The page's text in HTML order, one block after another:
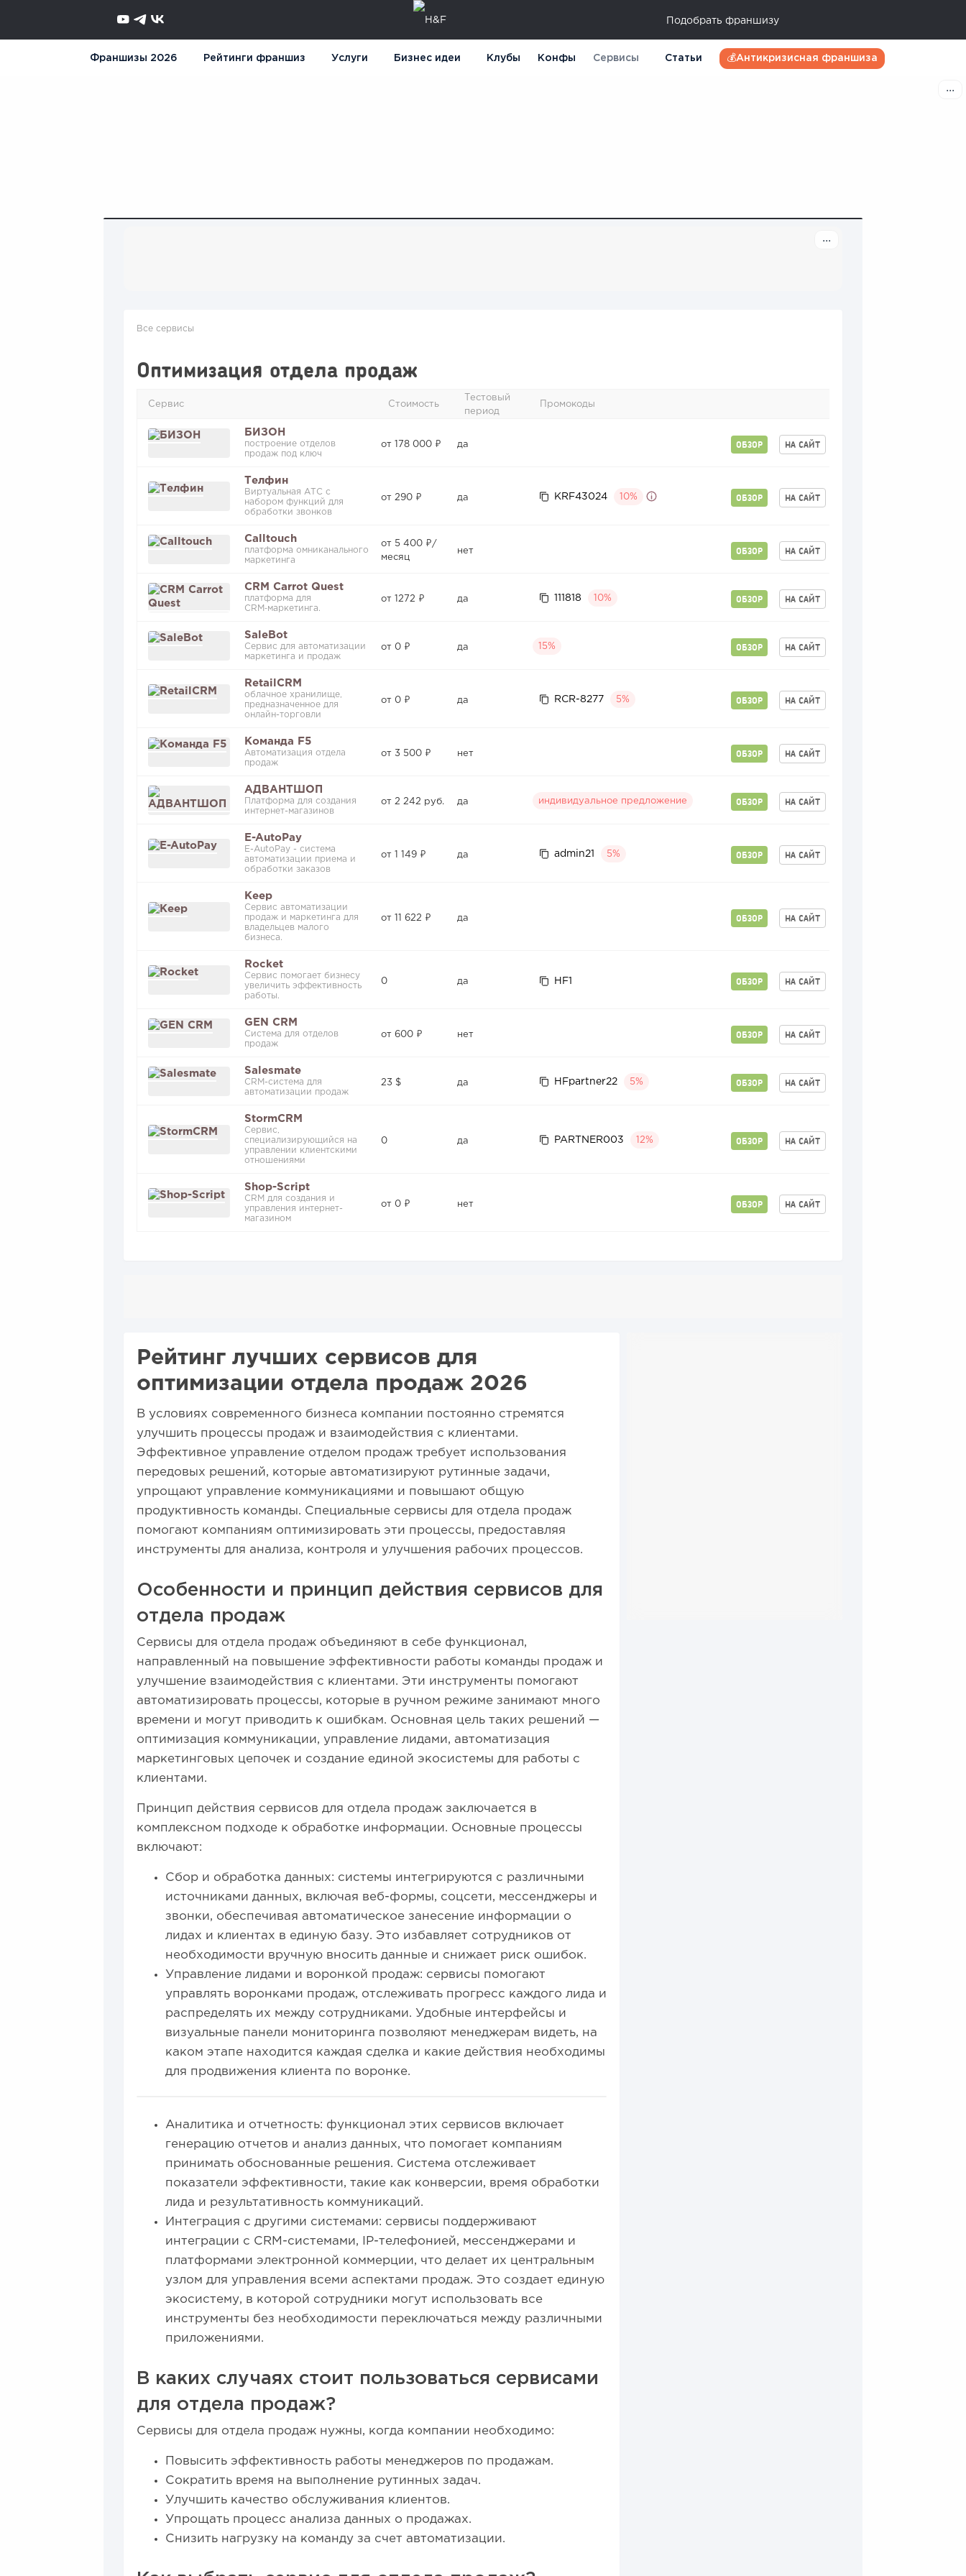
Подобрать франшизу
Франшизы 2026 Рейтинги франшиз Услуги Бизнес идеи Клубы Конфы Сервисы Статьи 💰Антикризисная франшиза
Все сервисы
Оптимизация отдела продаж
Сервис Стоимость
Тестовый
период
Промокоды
БИЗОН
построение отделов
продаж под ключ
от 178 000 ₽ да ОБЗОР НА САЙТ
Телфин
Виртуальная АТС с
набором функций для
обработки звонков
от 290 ₽ да KRF43024 10% ОБЗОР НА САЙТ
Calltouch
платформа омниканального
маркетинга
от 5 400 ₽/
месяц
нет ОБЗОР НА САЙТ
CRM Carrot Quest
платформа для
CRM‑маркетинга.
от 1272 ₽ да 111818 10% ОБЗОР НА САЙТ
SaleBot
Cервис для автоматизации
маркетинга и продаж
от 0 ₽ да 15% ОБЗОР НА САЙТ
RetailCRM
облачное хранилище,
предназначенное для
онлайн-торговли
от 0 ₽ да RCR-8277 5% ОБЗОР НА САЙТ
Команда F5
Автоматизация отдела
продаж
от 3 500 ₽ нет ОБЗОР НА САЙТ
АДВАНТШОП
Платформа для создания
интернет-магазинов
от 2 242 руб. да индивидуальное предложение ОБЗОР НА САЙТ
E-AutoPay
E-AutoPay - система
автоматизации приема и
обработки заказов
от 1 149 ₽ да admin21 5% ОБЗОР НА САЙТ
Keep
Сервис автоматизации
продаж и маркетинга для
владельцев малого
бизнеса.
от 11 622 ₽ да ОБЗОР НА САЙТ
Rocket
Сервис помогает бизнесу
увеличить эффективность
работы.
0 да HF1 ОБЗОР НА САЙТ
GEN CRM
Система для отделов
продаж
от 600 ₽ нет ОБЗОР НА САЙТ
Salesmate
CRM-система для
автоматизации продаж
23 $ да HFpartner22 5% ОБЗОР НА САЙТ
StormCRM
Сервис,
специализирующийся на
управлении клиентскими
отношениями
0 да PARTNER003 12% ОБЗОР НА САЙТ
Shop-Script
CRM для создания и
управления интернет-
магазином
от 0 ₽ нет ОБЗОР НА САЙТ
Рейтинг лучших сервисов для
оптимизации отдела продаж 2026
В условиях современного бизнеса компании постоянно стремятся
улучшить процессы продаж и взаимодействия с клиентами.
Эффективное управление отделом продаж требует использования
передовых решений, которые автоматизируют рутинные задачи,
упрощают управление коммуникациями и повышают общую
продуктивность команды. Специальные сервисы для отдела продаж
помогают компаниям оптимизировать эти процессы, предоставляя
инструменты для анализа, контроля и улучшения рабочих процессов.
Особенности и принцип действия сервисов для
отдела продаж
Сервисы для отдела продаж объединяют в себе функционал,
направленный на повышение эффективности работы команды продаж и
улучшение взаимодействия с клиентами. Эти инструменты помогают
автоматизировать процессы, которые в ручном режиме занимают много
времени и могут приводить к ошибкам. Основная цель таких решений —
оптимизация коммуникации, управление лидами, автоматизация
маркетинговых цепочек и создание единой экосистемы для работы с
клиентами.
Принцип действия сервисов для отдела продаж заключается в
комплексном подходе к обработке информации. Основные процессы
включают:
Сбор и обработка данных: системы интегрируются с различными
источниками данных, включая веб-формы, соцсети, мессенджеры и
звонки, обеспечивая автоматическое занесение информации о
лидах и клиентах в единую базу. Это избавляет сотрудников от
необходимости вручную вносить данные и снижает риск ошибок.
Управление лидами и воронкой продаж: сервисы помогают
управлять воронками продаж, отслеживать прогресс каждого лида и
распределять их между сотрудниками. Удобные интерфейсы и
визуальные панели мониторинга позволяют менеджерам видеть, на
каком этапе находится каждая сделка и какие действия необходимы
для продвижения клиента по воронке.
Аналитика и отчетность: функционал этих сервисов включает
генерацию отчетов и анализ данных, что помогает компаниям
принимать обоснованные решения. Система отслеживает
показатели эффективности, такие как конверсии, время обработки
лида и результативность коммуникаций.
Интеграция с другими системами: сервисы поддерживают
интеграции с CRM-системами, IP-телефонией, мессенджерами и
платформами электронной коммерции, что делает их центральным
узлом для управления всеми аспектами продаж. Это создает единую
экосистему, в которой сотрудники могут использовать все
инструменты без необходимости переключаться между различными
приложениями.
В каких случаях стоит пользоваться сервисами
для отдела продаж?
Сервисы для отдела продаж нужны, когда компании необходимо:
Повысить эффективность работы менеджеров по продажам.
Сократить время на выполнение рутинных задач.
Улучшить качество обслуживания клиентов.
Упрощать процесс анализа данных о продажах.
Снизить нагрузку на команду за счет автоматизации.